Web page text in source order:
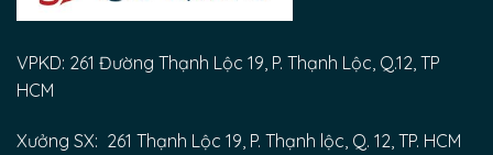
VPKD: 261 Đường Thạnh Lộc 19, P. Thạnh Lộc, Q.12, TP
HCM
Xưởng SX: 261 Thạnh Lộc 19, P. Thạnh lộc, Q. 12, TP. HCM